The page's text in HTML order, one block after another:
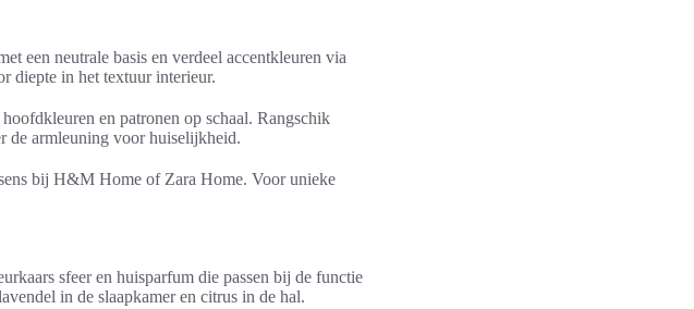
een neutrale basis en verdeel accentkleuren via
diepte in het textuur interieur.
en patronen op schaal. Rangschik
de armleuning voor huiselijkheid.
bij H&M Home of Zara Home. Voor unieke
sfeer en huisparfum die passen bij de functie
in de slaapkamer en citrus in de hal.